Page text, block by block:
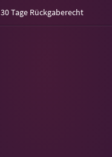
30 Tage Rückgaberecht